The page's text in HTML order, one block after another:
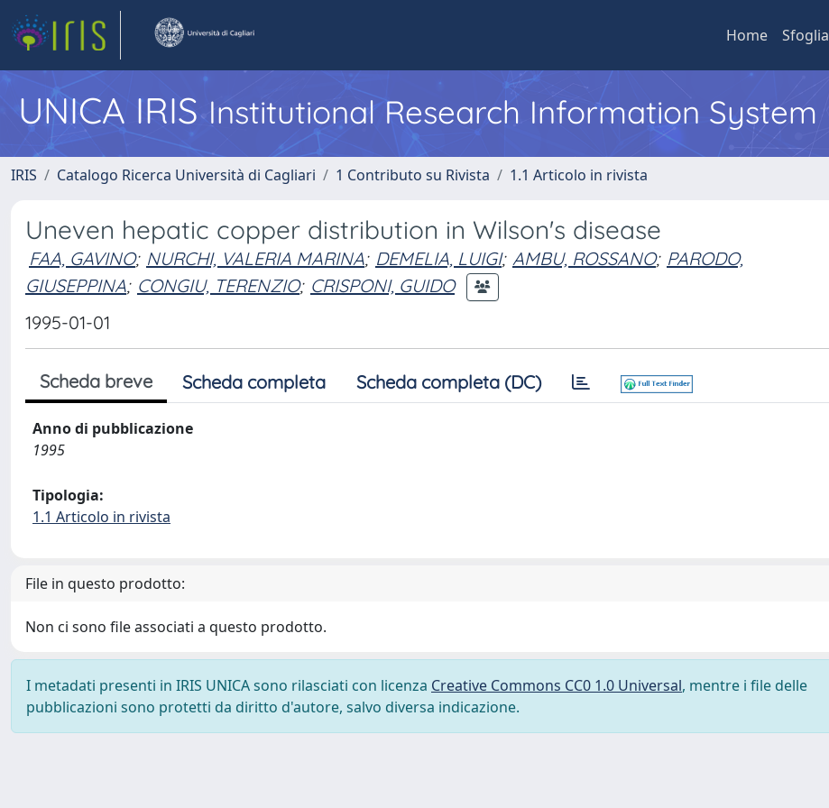
Home Sfoglia
UNICA IRISInstitutional Research Information System
IRIS Catalogo Ricerca Università di Cagliari 1 Contributo su Rivista 1.1 Articolo in rivista
Uneven hepatic copper distribution in Wilson's disease
FAA, GAVINO; NURCHI, VALERIA MARINA; DEMELIA, LUIGI; AMBU, ROSSANO; PARODO,
GIUSEPPINA; CONGIU, TERENZIO; CRISPONI, GUIDO
1995-01-01
Scheda breve Scheda completa Scheda completa (DC)
Anno di pubblicazione
1995
Tipologia:
1.1 Articolo in rivista
File in questo prodotto:
Non ci sono file associati a questo prodotto.
I metadati presenti in IRIS UNICA sono rilasciati con licenza Creative Commons CC0 1.0 Universal, mentre i file delle
pubblicazioni sono protetti da diritto d'autore, salvo diversa indicazione.